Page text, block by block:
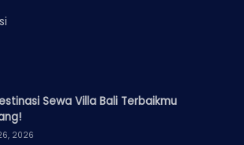
Sewa Villa Bali Terbaikmu
2026